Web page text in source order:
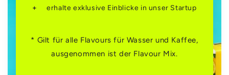
erhalte exklusive Einblicke in unser Startup
* Gilt für alle Flavours für Wasser und Kaffee,
ausgenommen ist der Flavour Mix.